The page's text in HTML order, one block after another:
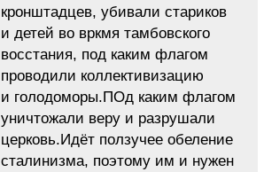
кронштадцев, убивали стариков
и детей во вркмя тамбовского
восстания, под каким флагом
проводили коллективизацию
и голодоморы.ПОд каким флагом
уничтожали веру и разрушали
церковь.Идёт ползучее обеление
сталинизма, поэтому им и нужен